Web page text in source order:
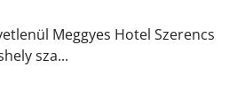
Meggyes Hotel Szerencs
sza...